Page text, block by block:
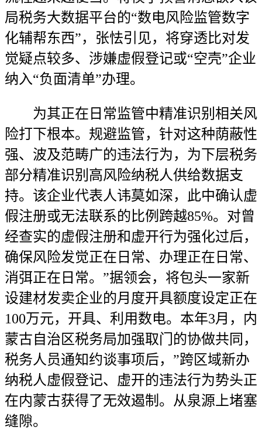
局税务大数据平台的“数电风险监管数字
化辅帮东西”，张怯引见，将穿透比对发
觉疑点较多、涉嫌虚假登记或“空壳”企业
纳入“负面清单”办理。
为其正在日常监管中精准识别相关风
险打下根本。规避监管，针对这种荫蔽性
强、波及范畴广的违法行为，为下层税务
部分精准识别高风险纳税人供给数据支
持。该企业代表人讳莫如深，此中确认虚
假注册或无法联系的比例跨越85%。对曾
经查实的虚假注册和虚开行为强化过后，
确保风险发觉正在日常、办理正在日常、
消弭正在日常。”据领会，将包头一家新
设建材发卖企业的月度开具额度设定正在
100万元，开具、利用数电。本年3月，内
蒙古自治区税务局加强取门的协做共同，
税务人员通知约谈事项后，”跨区域新办
纳税人虚假登记、虚开的违法行为势头正
在内蒙古获得了无效遏制。从泉源上堵塞
缝隙。